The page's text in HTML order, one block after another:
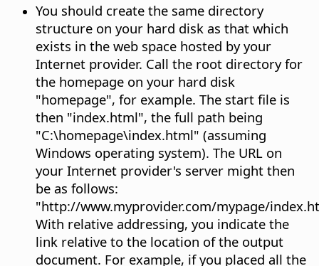
You should create the same directory
structure on your hard disk as that which
exists in the web space hosted by your
Internet provider. Call the root directory for
the homepage on your hard disk
"homepage", for example. The start file is
then "index.html", the full path being
"C:\homepage\index.html" (assuming
Windows operating system). The URL on
your Internet provider's server might then
be as follows:
"http://www.myprovider.com/mypage/
With relative addressing, you indicate the
link relative to the location of the output
document. For example, if you placed all the